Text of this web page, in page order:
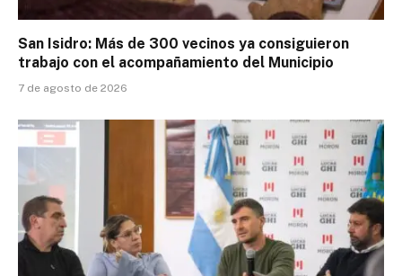
San Isidro: Más de 300 vecinos ya consiguieron
trabajo con el acompañamiento del Municipio
7 de agosto de 2026